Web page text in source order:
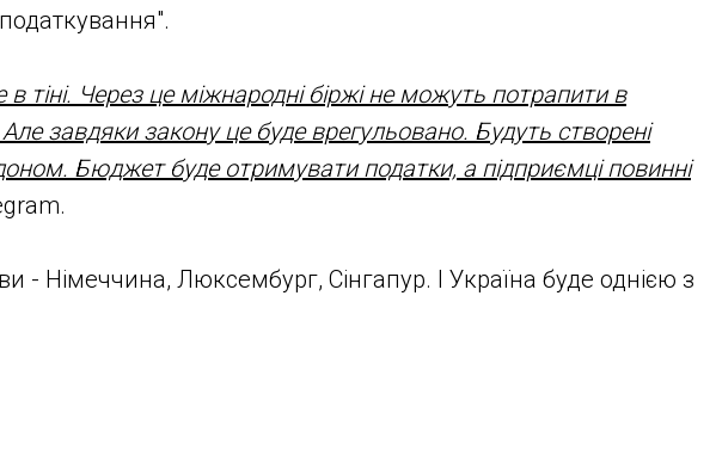
тіні. Через це міжнародні біржі не можуть потрапити в
завдяки закону це буде врегульовано. Будуть створені
Бюджет буде отримувати податки, а підприємці повинні
- Німеччина, Люксембург, Сінгапур. І Україна буде однією з